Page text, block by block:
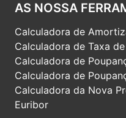
AS NOSSA
Calculadora de
Calculadora de Taxa
Calculadora de
Calculadora de
Calculadora da Nova
Euribor